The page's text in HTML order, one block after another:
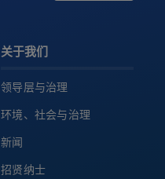
关于我们
领导层与治理
环境、社会与治理
新闻
招贤纳士